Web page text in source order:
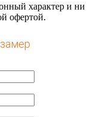
характер и ни
офертой.